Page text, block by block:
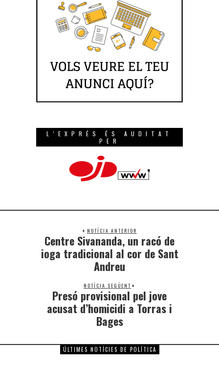
L’EXPRÉS ÉS AUDITAT
PER
NOTÍCIA ANTERIOR
Centre Sivananda, un racó de
ioga tradicional al cor de Sant
Andreu
NOTÍCIA SEGÜENT
Presó provisional pel jove
acusat d’homicidi a Torras i
Bages
ÚLTIMES NOTÍCIES DE POLÍTICA